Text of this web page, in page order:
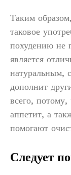
Таким
таковое
похудению не
является
натуральным,
дополнит
всего, потому,
аппетит, а
помогают
Следует